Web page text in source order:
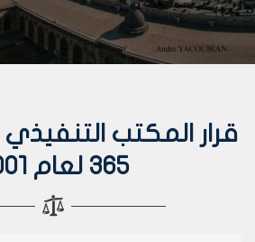
قرار المكتب
365 لعام 2001